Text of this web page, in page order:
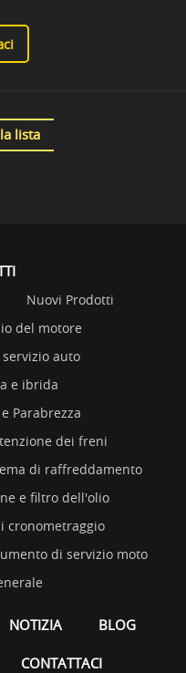
lista
Nuovi Prodotti
del motore
auto
e ibrida
Parabrezza
dei freni
di raffreddamento
e filtro dell'olio
cronometraggio
di servizio moto
NOTIZIA BLOG
CONTATTACI